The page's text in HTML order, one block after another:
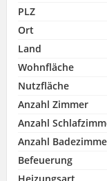
PLZ
Ort
Land
Wohnfläche
Nutzfläche
Anzahl Zimmer
Anzahl
Anzahl
Befeuerung